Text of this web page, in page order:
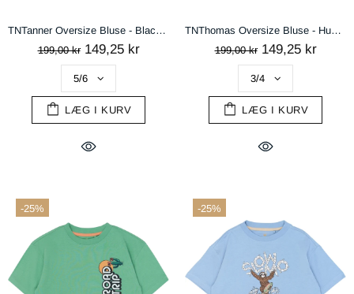
TNTanner Oversize Bluse - Black Beauty
199,00 kr 149,25 kr
LÆG I KURV
TNThomas Oversize Bluse - Humus
199,00 kr 149,25 kr
LÆG I KURV
-25% -25%